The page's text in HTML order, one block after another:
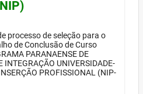
processo de seleção para o
de Conclusão de Curso
PARANAENSE DE
INTEGRAÇÃO UNIVERSIDADE-
PROFISSIONAL (NIP-